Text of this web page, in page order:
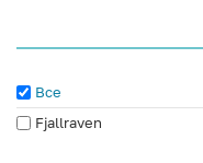
Все
Fjallraven